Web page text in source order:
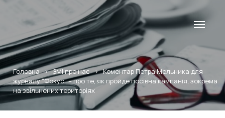
Головна>ЗМІ про нас>Коментар Петра Мельника для
журналу “Фокус” – про те, як пройде посівна кампанія, зокрема
на звільнених територіях